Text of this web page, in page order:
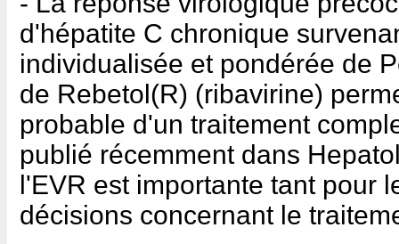
d'hépatite C chronique
individualisée et pondérée de
de Rebetol(R) (ribavirine)
probable d'un traitement
publié récemment dans
l'EVR est importante tant pour
décisions concernant le